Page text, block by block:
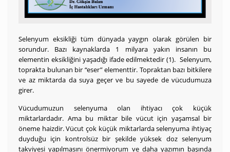
Selenyum eksikliği tüm dünyada yaygın olarak görülen bir
sorundur. Bazı kaynaklarda 1 milyara yakın insanın bu
elementin eksikliğini yaşadığı ifade edilmektedir (1). Selenyum,
toprakta bulunan bir “eser” elementtir. Topraktan bazı bitkilere
ve az miktarda da suya geçer ve bu sayede de vücudumuza
girer.
Vücudumuzun selenyuma olan ihtiyacı çok küçük
miktarlardadır. Ama bu miktar bile vücut için yaşamsal bir
öneme haizdir. Vücut çok küçük miktarlarda selenyuma ihtiyaç
duyduğu için kontrolsüz bir şekilde yüksek doz selenyum
takviyesi yapılmasını önermiyorum ve daha yazımın başında